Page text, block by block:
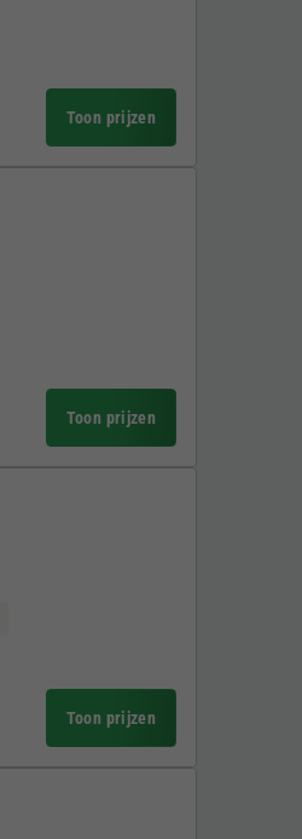
Toon prijzen
Toon prijzen
Toon prijzen